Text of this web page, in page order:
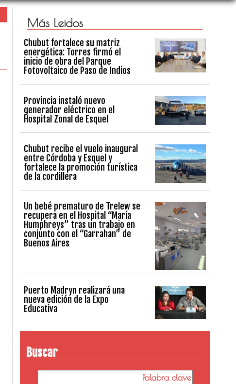
Más Leidos
Chubut fortalece su matriz
energética: Torres firmó el
inicio de obra del Parque
Fotovoltaico de Paso de Indios
Provincia instaló nuevo
generador eléctrico en el
Hospital Zonal de Esquel
Chubut recibe el vuelo inaugural
entre Córdoba y Esquel y
fortalece la promoción turística
de la cordillera
Un bebé prematuro de Trelew se
recupera en el Hospital “María
Humphreys” tras un trabajo en
conjunto con el “Garrahan” de
Buenos Aires
Puerto Madryn realizará una
nueva edición de la Expo
Educativa
Buscar